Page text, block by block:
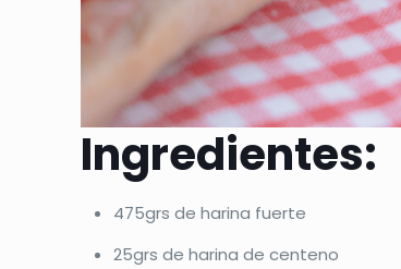
Ingredientes:
475grs de harina fuerte
25grs de harina de centeno